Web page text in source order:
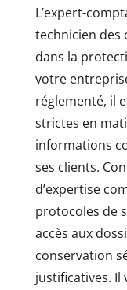
L’expert-
technicien des
dans la
votre
réglementé, il
strictes en
informations
ses clients.
d’expertise
protocoles de
accès aux
conservation
justificatives. Il